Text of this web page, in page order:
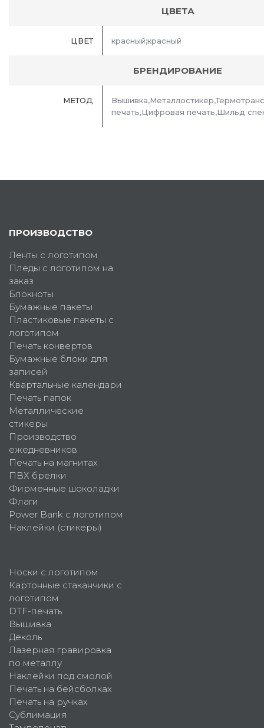
ЦВЕТА
ЦВЕТ красный;красный
БРЕНДИРОВАНИЕ
МЕТОД
печать,Цифровая печать,Шильд
ПРОИЗВОДСТВО
Ленты с логотипом
Пледы с логотипом на
заказ
Блокноты
Бумажные пакеты
Пластиковые пакеты с
логотипом
Печать конвертов
Бумажные блоки для
записей
Квартальные календари
Печать папок
Металлические
стикеры
Производство
ежедневников
Печать на магнитах
ПВХ брелки
Фирменные шоколадки
Флаги
Power Bank с логотипом
Наклейки (стикеры)
Носки с логотипом
Картонные стаканчики с
логотипом
DTF-печать
Вышивка
Деколь
Лазерная гравировка
по металлу
Наклейки под смолой
Печать на бейсболках
Печать на ручках
Сублимация